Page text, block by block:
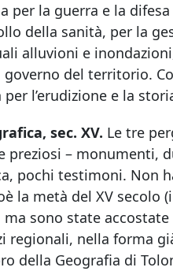
per la guerra e la
della sanità, per la
alluvioni e
del territorio.
l’erudizione e la
sec. XV. Le tre
– monumenti,
pochi testimoni. Non
la metà del XV
ma sono state
regionali, nella forma
della Geografia di